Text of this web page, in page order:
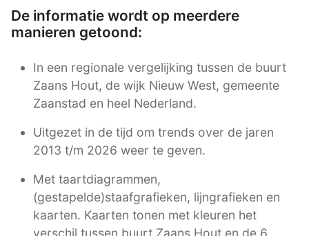
De informatie wordt op meerdere
manieren getoond:
In een regionale vergelijking tussen de buurt
Zaans Hout, de wijk Nieuw West, gemeente
Zaanstad en heel Nederland.
Uitgezet in de tijd om trends over de jaren
2013 t/m 2026 weer te geven.
Met taartdiagrammen,
(gestapelde)staafgrafieken, lijngrafieken en
kaarten. Kaarten tonen met kleuren het
verschil tussen buurt Zaans Hout en de 6